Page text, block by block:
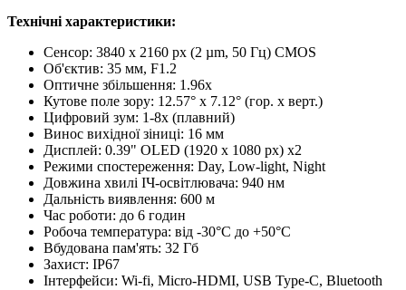
Технічні характеристики:
Сенсор: 3840 х 2160 px (2 µm, 50 Гц) CMOS
Об'єктив: 35 мм, F1.2
Оптичне збільшення: 1.96x
Кутове поле зору: 12.57° x 7.12° (гор. x верт.)
Цифровий зум: 1-8x (плавний)
Винос вихідної зіниці: 16 мм
Дисплей: 0.39" OLED (1920 x 1080 px) x2
Режими спостереження: Day, Low-light, Night
Довжина хвилі ІЧ-освітлювача: 940 нм
Дальність виявлення: 600 м
Час роботи: до 6 годин
Робоча температура: від -30°C до +50°C
Вбудована пам'ять: 32 Гб
Захист: IP67
Інтерфейси: Wi-fi, Micro-HDMI, USB Type-C, Bluetooth